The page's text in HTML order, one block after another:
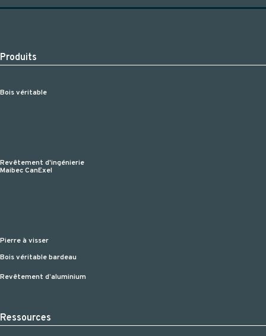
Produits
Bois véritable
Revêtement d'ingénierie
Maibec CanExel
Pierre à visser
Bois véritable bardeau
Revêtement d’aluminium
Ressources